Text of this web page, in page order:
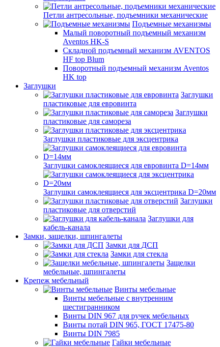
Петли антресольные, подъемники механические
Подъемные механизмы
Малый поворотный подъемный механизм
Aventos HK-S
Складной подъемный механизм AVENTOS
HF top Blum
Поворотный подъемный механизм Aventos
HK top
Заглушки
Заглушки
пластиковые для евровинта
Заглушки
пластиковые для самореза
Заглушки пластиковые для эксцентрика
Заглушки самоклеящиеся для евровинта D=14мм
Заглушки самоклеящиеся для эксцентрика D=20мм
Заглушки
пластиковые для отверстий
Заглушки для
кабель-канала
Замки, защелки, шпингалеты
Замки для ДСП
Замки для стекла
Защелки
мебельные, шпингалеты
Крепеж мебельный
Винты мебельные
Винты мебельные с внутренним
шестигранником
Винты DIN 967 для ручек мебельных
Винты потай DIN 965, ГОСТ 17475-80
Винты DIN 7985
Гайки мебельные